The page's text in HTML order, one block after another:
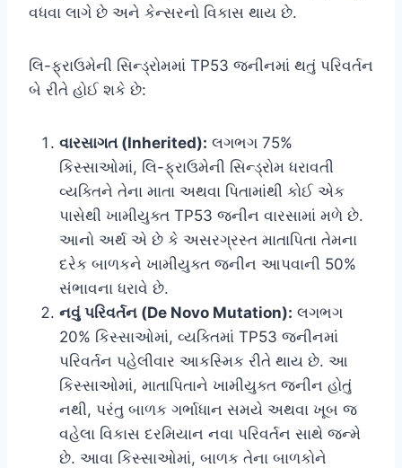
વધવા લાગે છે અને કેન્સરનો વિકાસ થાય છે.
લિ-ફ્રાઉમેની સિન્ડ્રોમમાં TP53 જનીનમાં થતું પરિવર્તન
બે રીતે હોઈ શકે છે:
વારસાગત (Inherited): લગભગ 75%
કિસ્સાઓમાં, લિ-ફ્રાઉમેની સિન્ડ્રોમ ધરાવતી
વ્યક્તિને તેના માતા અથવા પિતામાંથી કોઈ એક
પાસેથી ખામીયુક્ત TP53 જનીન વારસામાં મળે છે.
આનો અર્થ એ છે કે અસરગ્રસ્ત માતાપિતા તેમના
દરેક બાળકને ખામીયુક્ત જનીન આપવાની 50%
સંભાવના ધરાવે છે.
નવું પરિવર્તન (De Novo Mutation): લગભગ
20% કિસ્સાઓમાં, વ્યક્તિમાં TP53 જનીનમાં
પરિવર્તન પહેલીવાર આકસ્મિક રીતે થાય છે. આ
કિસ્સાઓમાં, માતાપિતાને ખામીયુક્ત જનીન હોતું
નથી, પરંતુ બાળક ગર્ભાધાન સમયે અથવા ખૂબ જ
વહેલા વિકાસ દરમિયાન નવા પરિવર્તન સાથે જન્મે
છે. આવા કિસ્સાઓમાં, બાળક તેના બાળકોને